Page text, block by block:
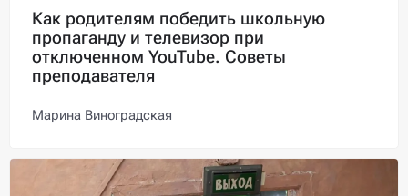
Как родителям победить школьную
пропаганду и телевизор при
отключенном YouTube. Советы
преподавателя
Марина Виноградская